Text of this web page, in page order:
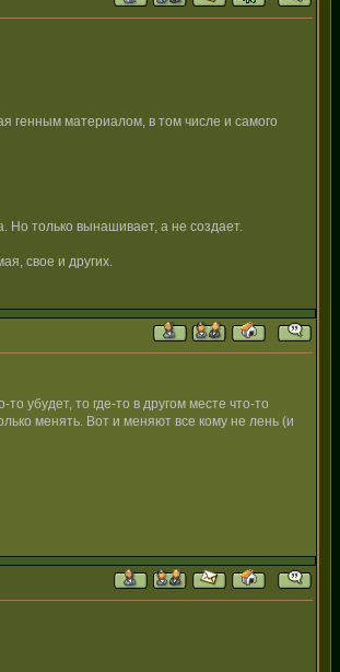
генным материалом, в том числе и самого
Но только вынашивает, а не создает.
свое и других.
убудет, то где-то в другом месте что-то
менять. Вот и меняют все кому не лень (и